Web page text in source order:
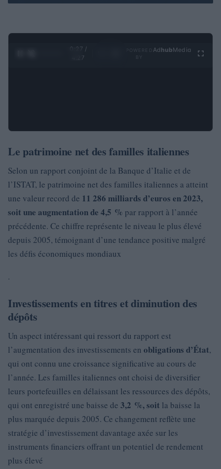
0:28 /
4:27
Ad hubMedia
Le patrimoine net des familles italiennes
Selon un rapport conjoint de la Banque d’Italie et de
l’ISTAT, le patrimoine net des familles italiennes a atteint
une valeur record de 11 286 milliards d’euros en 2023,
soit une augmentation de 4,5 % par rapport à l’année
précédente. Ce chiffre représente le niveau le plus élevé
depuis 2005, témoignant d’une tendance positive malgré
les défis économiques mondiaux
.
Investissements en titres et diminution des
dépôts
Un aspect intéressant qui ressort du rapport est
l’augmentation des investissements en obligations d’État,
qui ont connu une croissance significative au cours de
l’année. Les familles italiennes ont choisi de diversifier
leurs portefeuilles en délaissant les ressources des dépôts,
qui ont enregistré une baisse de 3,2 %, soit la baisse la
plus marquée depuis 2005. Ce changement reflète une
stratégie d’investissement davantage axée sur les
instruments financiers offrant un potentiel de rendement
plus élevé